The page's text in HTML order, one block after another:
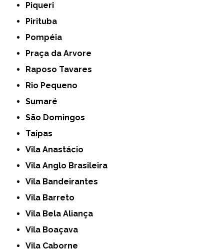
Piqueri
Pirituba
Pompéia
Praça da Arvore
Raposo Tavares
Rio Pequeno
Sumaré
São Domingos
Taipas
Vila Anastácio
Vila Anglo Brasileira
Vila Bandeirantes
Vila Barreto
Vila Bela Aliança
Vila Boaçava
Vila Caborne